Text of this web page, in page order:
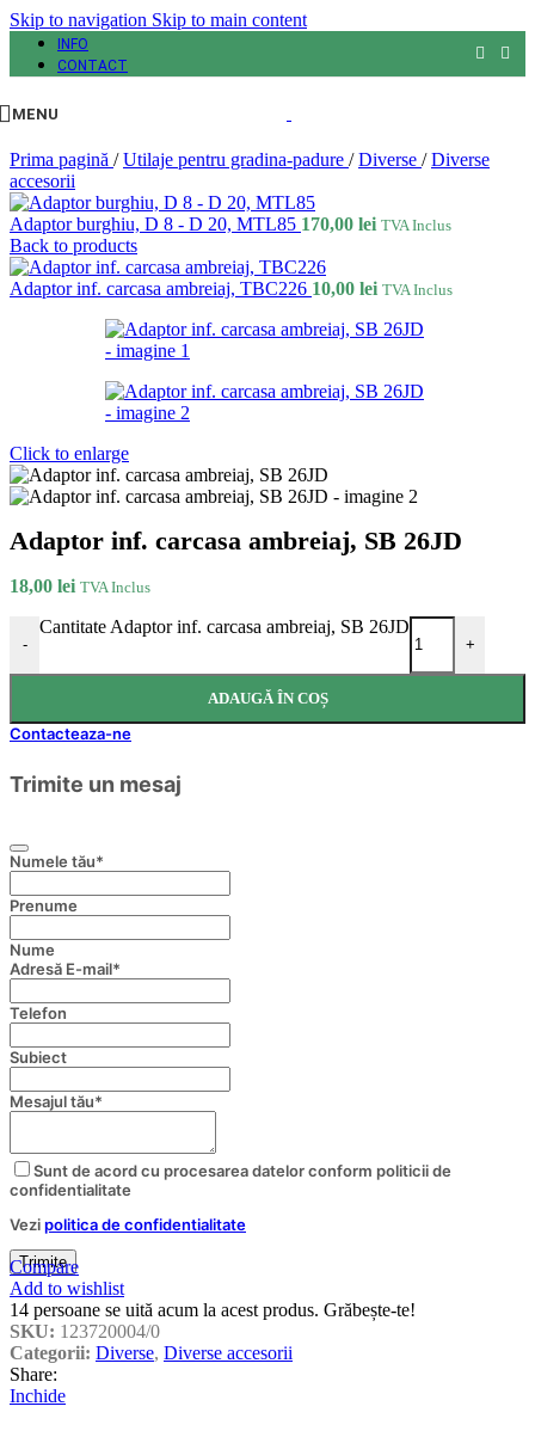
Skip to navigation Skip to main content
INFO
CONTACT
MENU
Prima pagină / Utilaje pentru gradina-padure / Diverse / Diverse
accesorii
Adaptor burghiu, D 8 - D 20, MTL85 170,00 lei TVA Inclus
Back to products
Adaptor inf. carcasa ambreiaj, TBC226 10,00 lei TVA Inclus
Click to enlarge
Adaptor inf. carcasa ambreiaj, SB 26JD
18,00 lei TVA Inclus
-
Cantitate Adaptor inf. carcasa ambreiaj, SB 26JD
+
ADAUGĂ ÎN COȘ
Contacteaza-ne
Trimite un mesaj
Numele tău*
Prenume
Nume
Adresă E-mail*
Telefon
Subiect
Website
Mesajul tău*
Sunt de acord cu procesarea datelor conform politicii de
confidentialitate
Vezipolitica de confidentialitate
Trimite
Compare
Add to wishlist
14 persoane se uită acum la acest produs. Grăbește-te!
SKU: 123720004/0
Categorii: Diverse, Diverse accesorii
Share:
Inchide